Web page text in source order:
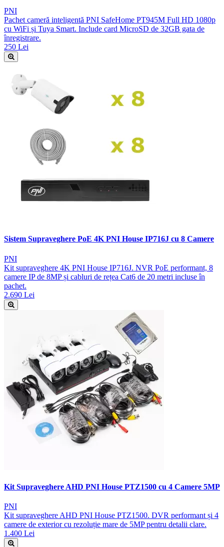
PNI
Pachet cameră inteligentă PNI SafeHome PT945M Full HD 1080p
cu WiFi și Tuya Smart. Include card MicroSD de 32GB gata de
înregistrare.
250 Lei
Sistem Supraveghere PoE 4K PNI House IP716J cu 8 Camere
PNI
Kit supraveghere 4K PNI House IP716J. NVR PoE performant, 8
camere IP de 8MP și cabluri de rețea Cat6 de 20 metri incluse în
pachet.
2.690 Lei
Kit Supraveghere AHD PNI House PTZ1500 cu 4 Camere 5MP
PNI
Kit supraveghere AHD PNI House PTZ1500. DVR performant și 4
camere de exterior cu rezoluție mare de 5MP pentru detalii clare.
1.400 Lei